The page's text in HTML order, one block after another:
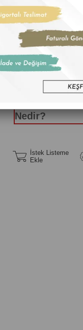
₺21.959,44
₺7.319,81 'den
Nedir?
İstek Listeme
Ekle